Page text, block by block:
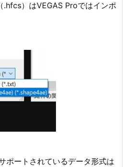
.hfcs）はVEGAS Proではインポ
ポートされているデータ形式は